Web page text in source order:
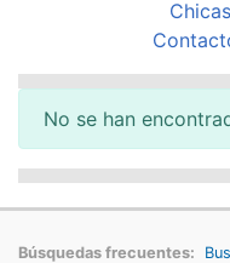
No se han
Búsquedas frecuentes: